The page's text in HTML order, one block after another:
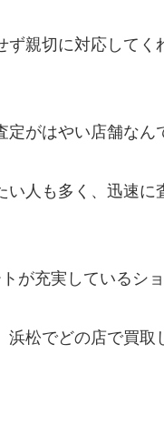
親切に対応してく
がはやい店舗なん
人も多く、迅速
が充実しているショ
松でどの店で買